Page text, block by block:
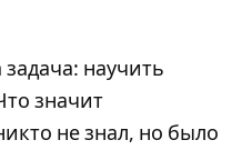
научить
значит
не знал, но было